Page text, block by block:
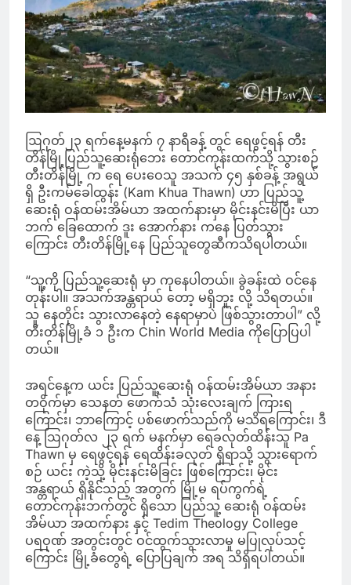
ဩဂုတ်၂၃ ရက်နေ့မနက် ၇ နာရီခန့် တွင် ရေဖွင့်ရန် တီး
တိန်မြို့ပြည်သူ့ဆေးရုံဘေး တောင်ကုန်းထက်သို့ သွားစဉ်
တီးတိန်မြို့ က ရေ ပေးဝေသူ အသက် ၄၅ နှစ်ခန့် အရွယ်
ရှိ ဦးကမ်ခေါထွန်း (Kam Khua Thawn) ဟာ ပြည်သူ့
ဆေးရုံ ဝန်ထမ်းအိမ်ယာ အထက်နားမှာ မိုင်းနင်းမိပြီး ယာ
ဘက် ခြေထောက် ဒူး အောက်နား ကနေ ပြတ်သွား
ကြောင်း တီးတိန်မြို့နေ ပြည်သူတွေဆီကသိရပါတယ်။
“သူ့ကို ပြည်သူ့ဆေးရုံ မှာ ကုနေပါတယ်။ ခွဲခန်းထဲ ဝင်နေ
တုန်းပါ။ အသက်အန္တရာယ် တော့ မရှိဘူး လို့ သိရတယ်။
သူ နေတိုင်း သွားလာနေတဲ့ နေရာမှာပဲ ဖြစ်သွားတာပါ” လို့
တီးတိန်မြို့ခံ ၁ ဦးက Chin World Media ကိုပြောပြပါ
တယ်။
အရင်နေ့က ယင်း ပြည်သူ့ဆေးရုံ ဝန်ထမ်းအိမ်ယာ အနား
တဝိုက်မှာ သေနတ် ဖောက်သံ သုံးလေးချက် ကြားရ
ကြောင်း၊ ဘာကြောင့် ပစ်ဖောက်သည်ကို မသိရကြောင်း၊ ဒီ
နေ့ ဩဂုတ်လ ၂၃ ရက် မနက်မှာ ရေခလုတ်ထိန်းသူ Pa
Thawn မှ ရေဖွင့်ရန် ရေထိန်းခလုတ် ရှိရာသို့ သွားရောက်
စဉ် ယင်း ကဲ့သို့ မိုင်းနင်းမိခြင်း ဖြစ်ကြောင်း၊ မိုင်း
အန္တရာယ် ရှိနိုင်သည့် အတွက် မြို့မ ရပ်ကွက်ရဲ့
တောင်ကုန်းဘက်တွင် ရှိသော ပြည်သူ့ ဆေးရုံ ဝန်ထမ်း
အိမ်ယာ အထက်နား နှင့် Tedim Theology College
ပရဝုဏ် အတွင်းတွင် ဝင်ထွက်သွားလာမှု မပြုလုပ်သင့်
ကြောင်း မြို့ခံတွေရဲ့ ပြောပြချက် အရ သိရှိရပါတယ်။